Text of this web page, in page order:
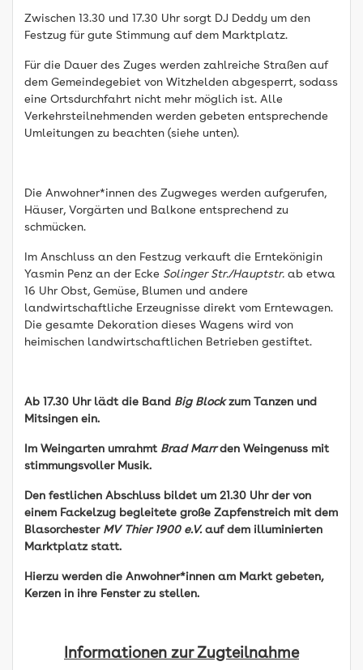
Zwischen 13.30 und 17.30 Uhr sorgt DJ Deddy um den
Festzug für gute Stimmung auf dem Marktplatz.
Für die Dauer des Zuges werden zahlreiche Straßen auf
dem Gemeindegebiet von Witzhelden abgesperrt, sodass
eine Ortsdurchfahrt nicht mehr möglich ist. Alle
Verkehrsteilnehmenden werden gebeten entsprechende
Umleitungen zu beachten (siehe unten).
Die Anwohner*innen des Zugweges werden aufgerufen,
Häuser, Vorgärten und Balkone entsprechend zu
schmücken.
Im Anschluss an den Festzug verkauft die Erntekönigin
Yasmin Penz an der Ecke Solinger Str./Hauptstr. ab etwa
16 Uhr Obst, Gemüse, Blumen und andere
landwirtschaftliche Erzeugnisse direkt vom Erntewagen.
Die gesamte Dekoration dieses Wagens wird von
heimischen landwirtschaftlichen Betrieben gestiftet.
Ab 17.30 Uhr lädt die Band Big Blockzum Tanzen und
Mitsingen ein.
Im Weingarten umrahmt Brad Marrden Weingenuss mit
stimmungsvoller Musik.
Den festlichen Abschluss bildet um 21.30 Uhr der von
einem Fackelzug begleitete große Zapfenstreich mit dem
Blasorchester MV Thier 1900 e.V.auf dem illuminierten
Marktplatz statt.
Hierzu werden die Anwohner*innen am Markt gebeten,
Kerzen in ihre Fenster zu stellen.
Informationen zur Zugteilnahme